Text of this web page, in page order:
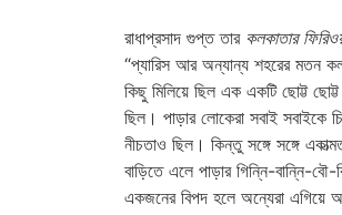
রাধাপ্রসাদ গুপ্ত তার কলকাতার
“প্যারিস আর অন্যান্য শহরের মতন
কিছু মিলিয়ে ছিল এক একটি ছোট্ট
ছিল। পাড়ার লোকেরা সবাই সবাইকে
নীচতাও ছিল। কিন্তু সঙ্গে সঙ্গে
বাড়িতে এলে পাড়ার গিন্নি-বান্নি-
একজনের বিপদ হলে অন্যেরা এগিয়ে